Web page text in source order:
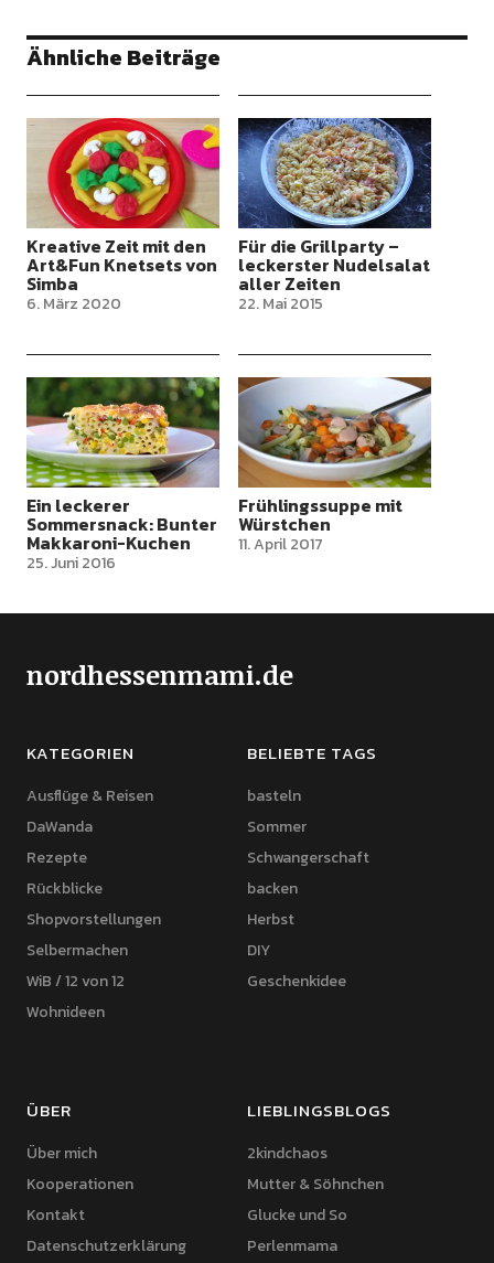
Ähnliche Beiträge
Kreative Zeit mit den
Art&Fun Knetsets von
Simba
6. März 2020
Für die Grillparty –
leckerster Nudelsalat
aller Zeiten
22. Mai 2015
Ein leckerer
Sommersnack: Bunter
Makkaroni-Kuchen
25. Juni 2016
Frühlingssuppe mit
Würstchen
11. April 2017
nordhessenmami.de
KATEGORIEN
Ausflüge & Reisen
DaWanda
Rezepte
Rückblicke
Shopvorstellungen
Selbermachen
WiB / 12 von 12
Wohnideen
BELIEBTE TAGS
basteln
Sommer
Schwangerschaft
backen
Herbst
DIY
Geschenkidee
ÜBER
Über mich
Kooperationen
Kontakt
Datenschutzerklärung
LIEBLINGSBLOGS
2kindchaos
Mutter & Söhnchen
Glucke und So
Perlenmama